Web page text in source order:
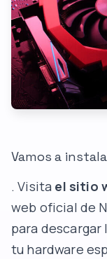
Vamos a
. Visita el sitio
web oficial de
para
tu hardware